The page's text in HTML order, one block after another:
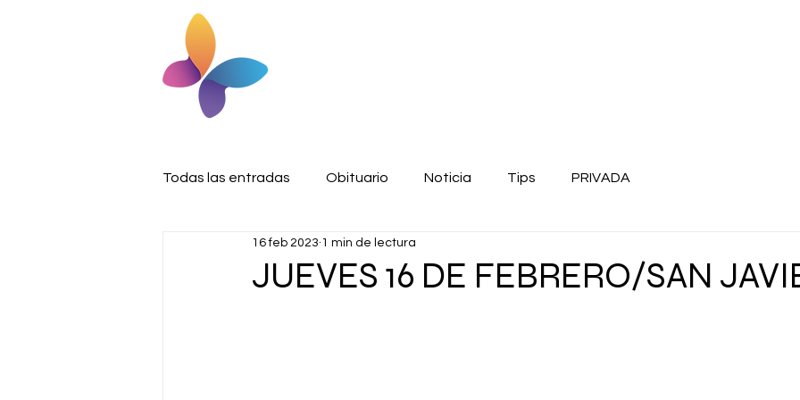
Todas las entradas Obituario Noticia Tips PRIVADA
JUEVES 16 DE FEBRERO/SAN
16 feb 2023 1 min de lectura